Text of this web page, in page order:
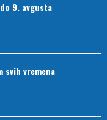
9. avgusta
svih vremena